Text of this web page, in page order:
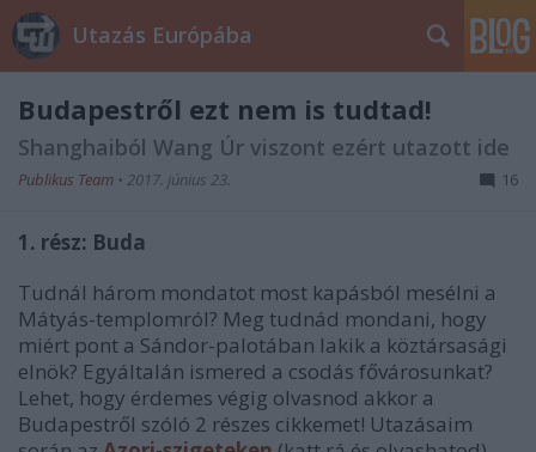
Utazás Európába
Budapestről ezt nem is tudtad!
Shanghaiból Wang Úr viszont ezért utazott ide
Publikus Team • 2017. június 23. 16
1. rész: Buda
Tudnál három mondatot most kapásból mesélni a
Mátyás-templomról? Meg tudnád mondani, hogy
miért pont a Sándor-palotában lakik a köztársasági
elnök? Egyáltalán ismered a csodás fővárosunkat?
Lehet, hogy érdemes végig olvasnod akkor a
Budapestről szóló 2 részes cikkemet! Utazásaim